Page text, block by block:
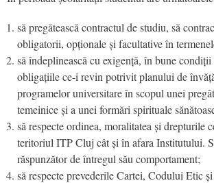
să pregătească contractul de studiu, să
obligatorii, opționale și facultative în
să îndeplinească cu exigență, în bune
obligațiile ce-i revin potrivit planului de
programelor universitare în scopul unei
temeinice și a unei formări spirituale
să respecte ordinea, moralitatea și drepturile
teritoriul ITP Cluj cât și în afara Institutului.
răspunzător de întregul său comportament;
să respecte prevederile Cartei, Codului Etic